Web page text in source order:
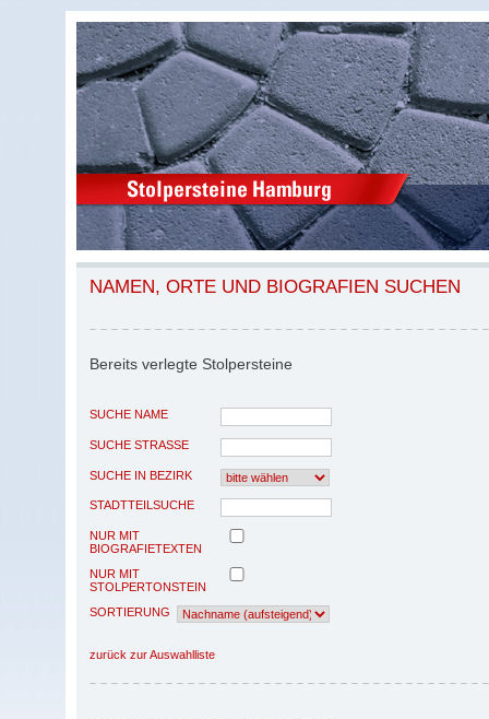
NAMEN, ORTE UND BIOGRAFIEN SUCHEN
Bereits verlegte Stolpersteine
SUCHE NAME
SUCHE STRASSE
SUCHE IN BEZIRK
STADTTEILSUCHE
NUR MIT
BIOGRAFIETEXTEN
NUR MIT
STOLPERTONSTEIN
SORTIERUNG
zurück zur Auswahlliste